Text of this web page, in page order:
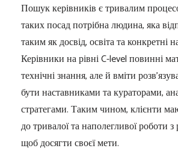
Пошук керівників є тривалим
таких посад потрібна людина, яка
таким як досвід, освіта та конкретні
Керівники на рівні C-level повинні
технічні знання, але й вміти
бути наставниками та кураторами,
стратегами. Таким чином, клієнти
до тривалої та наполегливої роботи
щоб досягти своєї мети.